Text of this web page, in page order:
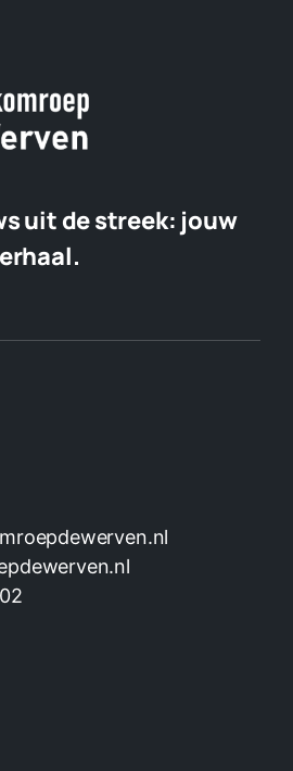
uit de streek: jouw